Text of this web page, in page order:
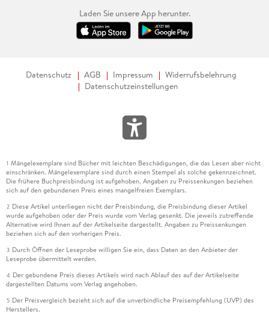
Laden Sie unsere App herunter.
Datenschutz AGB Impressum
Widerrufsbelehrung
Datenschutzeinstellungen
1 Mängelexemplare sind Bücher mit leichten Beschädigungen, die das Lesen aber nicht
einschränken. Mängelexemplare sind durch einen Stempel als solche gekennzeichnet.
Die frühere Buchpreisbindung ist aufgehoben. Angaben zu Preissenkungen beziehen
sich auf den gebundenen Preis eines mangelfreien Exemplars.
2 Diese Artikel unterliegen nicht der Preisbindung, die Preisbindung dieser Artikel
wurde aufgehoben oder der Preis wurde vom Verlag gesenkt. Die jeweils zutreffende
Alternative wird Ihnen auf der Artikelseite dargestellt. Angaben zu Preissenkungen
beziehen sich auf den vorherigen Preis.
3 Durch Öffnen der Leseprobe willigen Sie ein, dass Daten an den Anbieter der
Leseprobe übermittelt werden.
4 Der gebundene Preis dieses Artikels wird nach Ablauf des auf der Artikelseite
dargestellten Datums vom Verlag angehoben.
5 Der Preisvergleich bezieht sich auf die unverbindliche Preisempfehlung (UVP) des
Herstellers.